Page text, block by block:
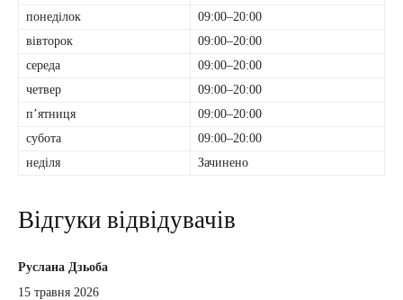
понеділок
09:00–20:00
вівторок
09:00–20:00
середа
09:00–20:00
четвер
09:00–20:00
пʼятниця
09:00–20:00
субота
09:00–20:00
неділя
Зачинено
Відгуки відвідувачів
Руслана Дзьоба
15 травня 2026